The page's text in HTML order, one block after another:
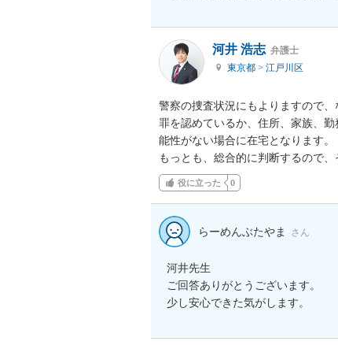
河井 浩志 弁護士
東京都 > 江戸川区
警察の捜査状況にもよりますので
罪を認めているか、住所、家族、
能性がない場合に在宅となります。
もっとも、総合的に判断するので、
役に立った 0
らーめんぶたやま さん
河井先生
ご回答ありがとうございます。
少し安心できた気がします。